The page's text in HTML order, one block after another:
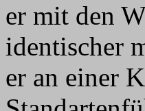
er mit den
identischer
er an einer